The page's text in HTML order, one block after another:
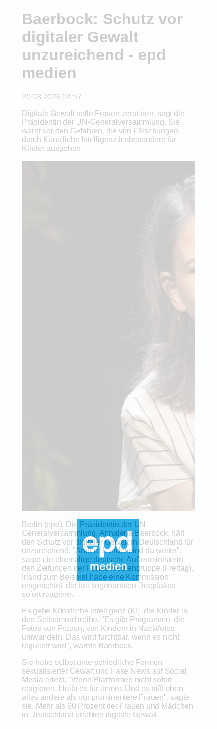
Baerbock: Schutz vor
digitaler Gewalt
unzureichend - epd
medien
20.03.2026 04:57
Digitale Gewalt solle Frauen zerstören, sagt die
Präsidentin der UN-Generalversammlung. Sie
warnt vor den Gefahren, die von Fälschungen
durch Künstliche Intelligenz insbesondere für
Kinder ausgehen.
Berlin (epd). Die Präsidentin der UN-
Generalversammlung, Annalena Baerbock, hält
den Schutz vor digitaler Gewalt in Deutschland für
unzureichend. "Andere Länder sind da weiter",
sagte die ehemalige deutsche Außenministerin
den Zeitungen der Funke Mediengruppe (Freitag).
Irland zum Beispiel habe eine Kommission
eingerichtet, die bei sogenannten Deepfakes
sofort reagiere.
Es gebe Künstliche Intelligenz (KI), die Kinder in
den Selbstmord treibe. "Es gibt Programme, die
Fotos von Frauen, von Kindern in Nacktfotos
umwandeln. Das wird furchtbar, wenn es nicht
reguliert wird", warnte Baerbock.
Sie habe selbst unterschiedliche Formen
sexualisierter Gewalt und Fake News auf Social
Media erlebt. "Wenn Plattformen nicht sofort
reagieren, bleibt es für immer. Und es trifft eben
alles andere als nur prominentere Frauen", sagte
sie. Mehr als 60 Prozent der Frauen und Mädchen
in Deutschland erlebten digitale Gewalt.